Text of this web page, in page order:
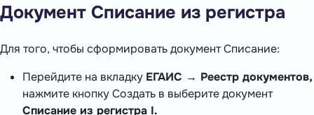
Документ Списание из регистра
Для того, чтобы сформировать документ Списание:
Перейдите на вкладку ЕГАИС → Реестр документов,
нажмите кнопку Создать в выберите документ
Списание из регистра I.